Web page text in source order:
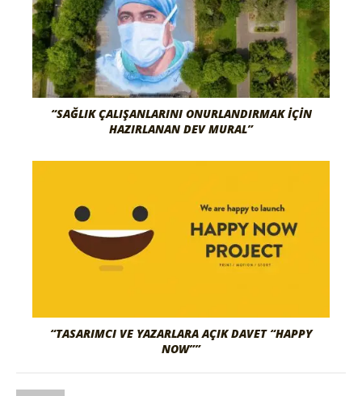
“SAĞLIK ÇALIŞANLARINI ONURLANDIRMAK İÇIN
HAZIRLANAN DEV MURAL”
“TASARIMCI VE YAZARLARA AÇIK DAVET “HAPPY
NOW””